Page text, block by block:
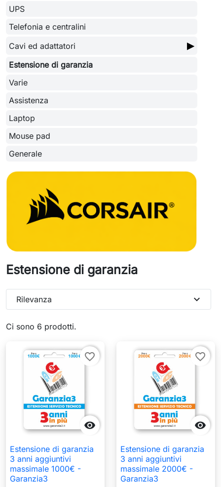
UPS
Telefonia e centralini
Cavi ed adattatori
▶
Estensione di garanzia
Varie
Assistenza
Laptop
Mouse pad
Generale
Estensione di garanzia
Ci sono 6 prodotti.
Rilevanza expand_more

favorite_border
Estensione di garanzia
3 anni aggiuntivi
massimale 1000€ -
Garanzia3

favorite_border
Estensione di garanzia
3 anni aggiuntivi
massimale 2000€ -
Garanzia3